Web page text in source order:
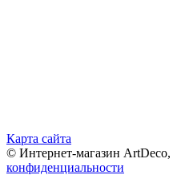
Карта сайта
© Интернет-магазин ArtDeco,
конфиденциальности